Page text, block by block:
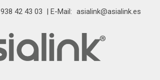
938 42 43 03 | E-Mail: asialink@asialink.es